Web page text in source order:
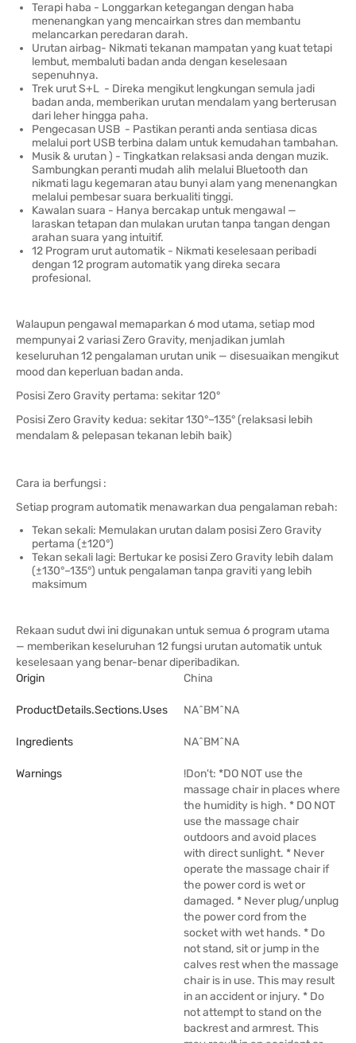
Terapi haba - Longgarkan ketegangan dengan haba
menenangkan yang mencairkan stres dan membantu
melancarkan peredaran darah.
Urutan airbag- Nikmati tekanan mampatan yang kuat tetapi
lembut, membaluti badan anda dengan keselesaan
sepenuhnya.
Trek urut S+L - Direka mengikut lengkungan semula jadi
badan anda, memberikan urutan mendalam yang berterusan
dari leher hingga paha.
Pengecasan USB - Pastikan peranti anda sentiasa dicas
melalui port USB terbina dalam untuk kemudahan tambahan.
Musik & urutan ) - Tingkatkan relaksasi anda dengan muzik.
Sambungkan peranti mudah alih melalui Bluetooth dan
nikmati lagu kegemaran atau bunyi alam yang menenangkan
melalui pembesar suara berkualiti tinggi.
Kawalan suara - Hanya bercakap untuk mengawal —
laraskan tetapan dan mulakan urutan tanpa tangan dengan
arahan suara yang intuitif.
12 Program urut automatik - Nikmati keselesaan peribadi
dengan 12 program automatik yang direka secara
profesional.
Walaupun pengawal memaparkan 6 mod utama, setiap mod
mempunyai 2 variasi Zero Gravity, menjadikan jumlah
keseluruhan 12 pengalaman urutan unik — disesuaikan mengikut
mood dan keperluan badan anda.
Posisi Zero Gravity pertama: sekitar 120°
Posisi Zero Gravity kedua: sekitar 130°–135° (relaksasi lebih
mendalam & pelepasan tekanan lebih baik)
Cara ia berfungsi :
Setiap program automatik menawarkan dua pengalaman rebah:
Tekan sekali: Memulakan urutan dalam posisi Zero Gravity
pertama (±120°)
Tekan sekali lagi: Bertukar ke posisi Zero Gravity lebih dalam
(±130°–135°) untuk pengalaman tanpa graviti yang lebih
maksimum
Rekaan sudut dwi ini digunakan untuk semua 6 program utama
— memberikan keseluruhan 12 fungsi urutan automatik untuk
keselesaan yang benar-benar diperibadikan.
Origin
China
ProductDetails.sections.uses NA^BM^NA
Ingredients NA^BM^NA
Warnings
!Don't: *DO NOT use the
massage chair in places where
the humidity is high. * DO NOT
use the massage chair
outdoors and avoid places
with direct sunlight. * Never
operate the massage chair if
the power cord is wet or
damaged. * Never plug/unplug
the power cord from the
socket with wet hands. * Do
not stand, sit or jump in the
calves rest when the massage
chair is in use. This may result
in an accident or injury. * Do
not attempt to stand on the
backrest and armrest. This